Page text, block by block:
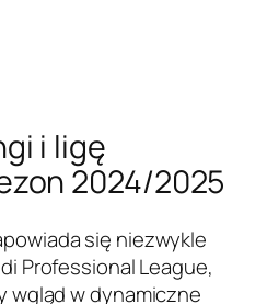
i ligę
2024/2025
się niezwykle
Professional League,
wgląd w dynamiczne